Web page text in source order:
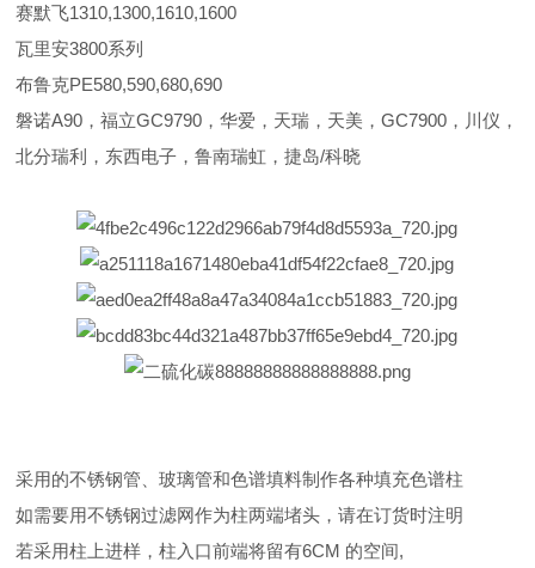
赛默飞1310,1300,1610,1600
瓦里安3800系列
布鲁克PE580,590,680,690
磐诺A90，福立GC9790，华爱，天瑞，天美，GC7900，川仪，
北分瑞利，东西电子，鲁南瑞虹，捷岛/科晓
采用的不锈钢管、玻璃管和色谱填料制作各种填充色谱柱
如需要用不锈钢过滤网作为柱两端堵头，请在订货时注明
若采用柱上进样，柱入口前端将留有6CM 的空间,